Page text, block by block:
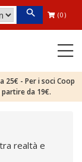
(0)
25€ - Per i soci Coop
da 19€.
realtà e